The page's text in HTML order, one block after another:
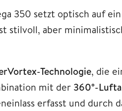
350 setzt optisch auf ein
stilvoll, aber
Technologie, die
mit der 360°-
erfasst und durch